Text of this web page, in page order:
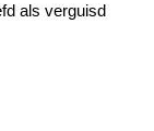
als verguisd